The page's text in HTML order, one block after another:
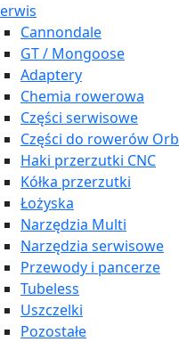
Cannondale
GT / Mongoose
Adaptery
Chemia rowerowa
Części serwisowe
Części do rowerów
Haki przerzutki CNC
Kółka przerzutki
Łożyska
Narzędzia Multi
Narzędzia serwisowe
Przewody i pancerze
Tubeless
Uszczelki
Pozostałe